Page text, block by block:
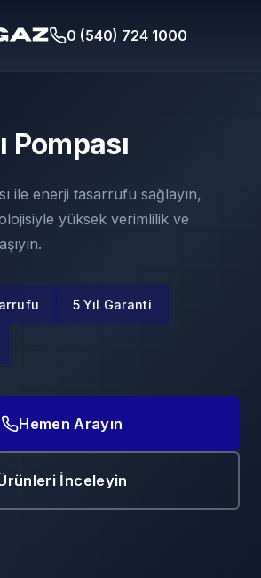
0 (540) 724 1000
Pompası
ile enerji tasarrufu sağlayın,
yüksek verimlilik ve
5 Yıl Garanti
Hemen Arayın
İnceleyin